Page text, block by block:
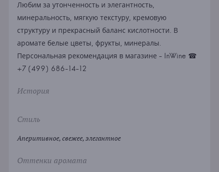
Любим за утонченность и элегантность,
минеральность, мягкую текстуру, кремовую
структуру и прекрасный баланс кислотности. В
аромате белые цветы, фрукты, минералы.
Персональная рекомендация в магазине - InWine ☎
+7 (499) 686-14-12
История
Стиль
Аперитивное, свежее, элегантное
Оттенки аромата